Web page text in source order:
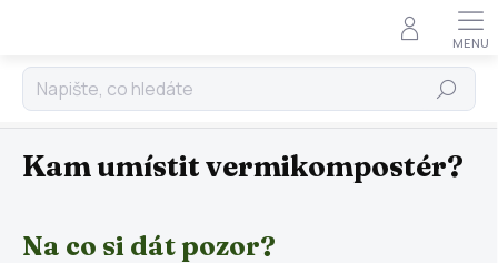
Doprava zdarma nad 2 000 Kč • Ověřeno zákazníky •
Rychlé doručení zboží po celé České republice •
×
Hledat
Rady a tipy
Kam umístit vermikompostér?
Na co si dát pozor?